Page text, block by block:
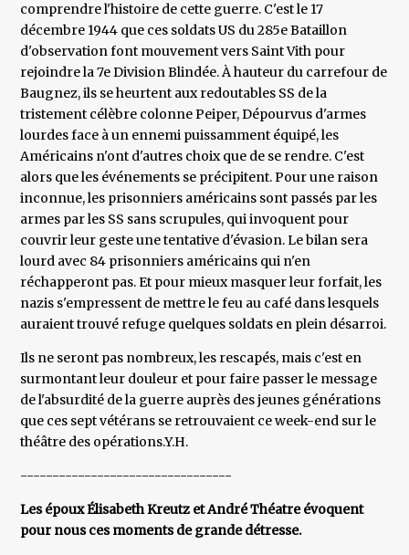
comprendre l'histoire de cette guerre. C'est le 17
décembre 1944 que ces soldats US du 285e Bataillon
d'observation font mouvement vers Saint Vith pour
rejoindre la 7e Division Blindée. À hauteur du carrefour de
Baugnez, ils se heurtent aux redoutables SS de la
tristement célèbre colonne Peiper, Dépourvus d'armes
lourdes face à un ennemi puissamment équipé, les
Américains n'ont d'autres choix que de se rendre. C'est
alors que les événements se précipitent. Pour une raison
inconnue, les prisonniers américains sont passés par les
armes par les SS sans scrupules, qui invoquent pour
couvrir leur geste une tentative d'évasion. Le bilan sera
lourd avec 84 prisonniers américains qui n'en
réchapperont pas. Et pour mieux masquer leur forfait, les
nazis s'empressent de mettre le feu au café dans lesquels
auraient trouvé refuge quelques soldats en plein désarroi.
Ils ne seront pas nombreux, les rescapés, mais c'est en
surmontant leur douleur et pour faire passer le message
de l'absurdité de la guerre auprès des jeunes générations
que ces sept vétérans se retrouvaient ce week-end sur le
théâtre des opérations.Y.H.
---------------------------------
Les époux Élisabeth Kreutz et André Théatre évoquent
pour nous ces moments de grande détresse.